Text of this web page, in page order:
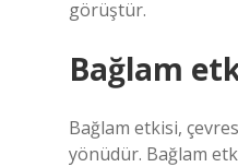
görüştür.
Bağlam
Bağlam etkisi,
yönüdür. Bağlam